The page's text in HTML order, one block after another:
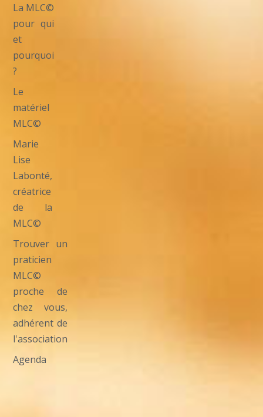
La MLC©
pour qui
et
pourquoi
?
Le
matériel
MLC©
Marie
Lise
Labonté,
créatrice
de la
MLC©
Trouver un
praticien
MLC©
proche de
chez vous,
adhérent de
l'association
Agenda